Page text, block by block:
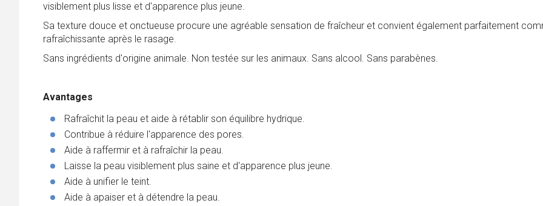
visiblement plus lisse et d'apparence plus jeune.
Sa texture douce et onctueuse procure une agréable sensation de fraîcheur et convient également parfaitement
rafraîchissante après le rasage.
Sans ingrédients d'origine animale. Non testée sur les animaux. Sans alcool. Sans parabènes.
Avantages
Rafraîchit la peau et aide à rétablir son équilibre hydrique.
Contribue à réduire l'apparence des pores.
Aide à raffermir et à rafraîchir la peau.
Laisse la peau visiblement plus saine et d'apparence plus jeune.
Aide à unifier le teint.
Aide à apaiser et à détendre la peau.